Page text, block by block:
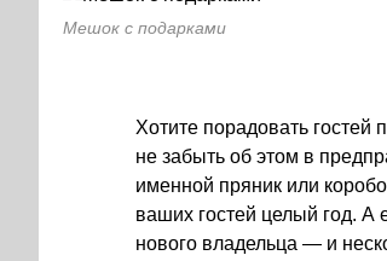
Мешок с подарками
Хотите порадовать
не забыть об этом в
именной пряник или
ваших гостей целый год. А
нового владельца — и